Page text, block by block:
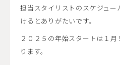
担当スタイリストのスケジュー
けるとありがたいです。
２０２５の年始スタートは１
ります。